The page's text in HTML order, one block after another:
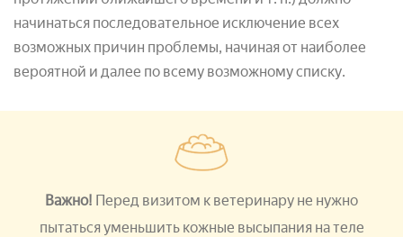
начинаться последовательное исключение всех
возможных причин проблемы, начиная от наиболее
вероятной и далее по всему возможному списку.
Важно! Перед визитом к ветеринару не нужно
пытаться уменьшить кожные высыпания на теле